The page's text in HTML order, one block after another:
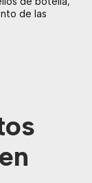
de las